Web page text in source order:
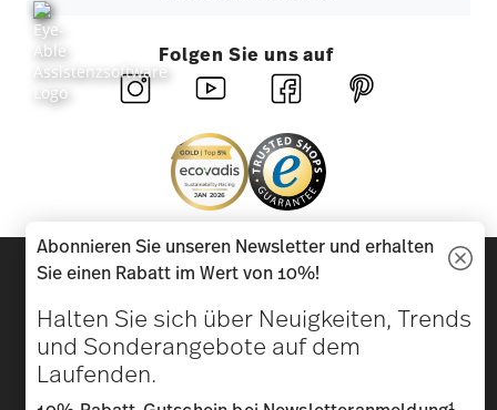
Folgen Sie uns auf
Entdecken Sie unsere Marken
Homepage AGB Datenschutzhinweise
*
Abonnieren Sie unseren Newsletter und erhalten
Sie einen Rabatt im Wert von 10%!
Halten Sie sich über Neuigkeiten, Trends
und Sonderangebote auf dem
Laufenden.
1